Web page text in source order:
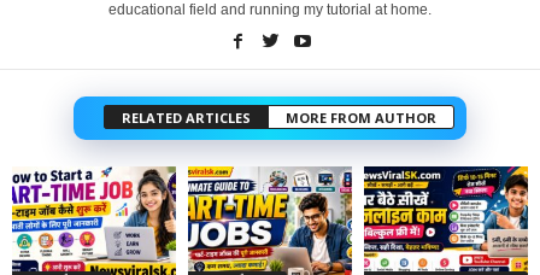
educational field and running my tutorial at home.
RELATED ARTICLES MORE FROM AUTHOR